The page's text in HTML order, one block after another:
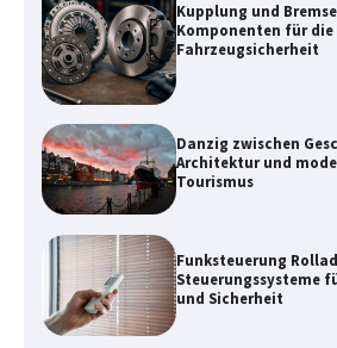
Kupplung und
Komponenten für die
Fahrzeugsicherheit
Danzig zwischen
Architektur und
Tourismus
Funksteuerung
Steuerungssysteme
und Sicherheit